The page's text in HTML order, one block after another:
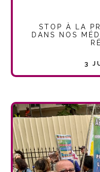
STOP À LA
DANS NOS
3